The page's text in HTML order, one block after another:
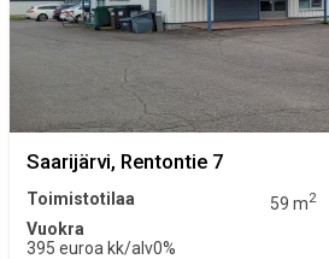
Saarijärvi, Rentontie 7
Toimistotilaa 59 m2
Vuokra
395 euroa kk/alv0%